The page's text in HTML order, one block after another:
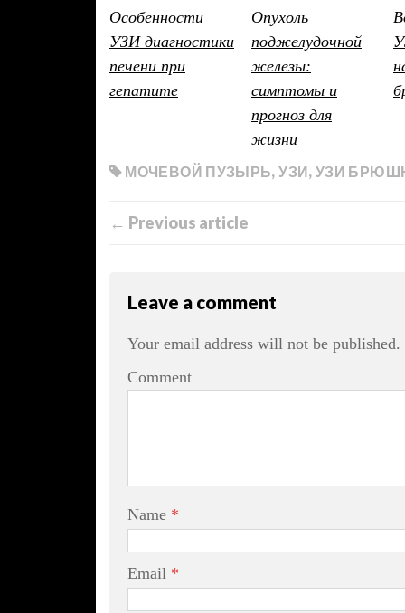
Особенности
УЗИ диагностики
печени при
гепатите
Опухоль
поджелудочной
железы:
симптомы и
прогноз для
жизни
МОЧЕВОЙ ПУЗЫРЬ,УЗИ, УЗИ
← Previous article
Leave a comment
Your email address will not be published.
Comment
Name *
Email *